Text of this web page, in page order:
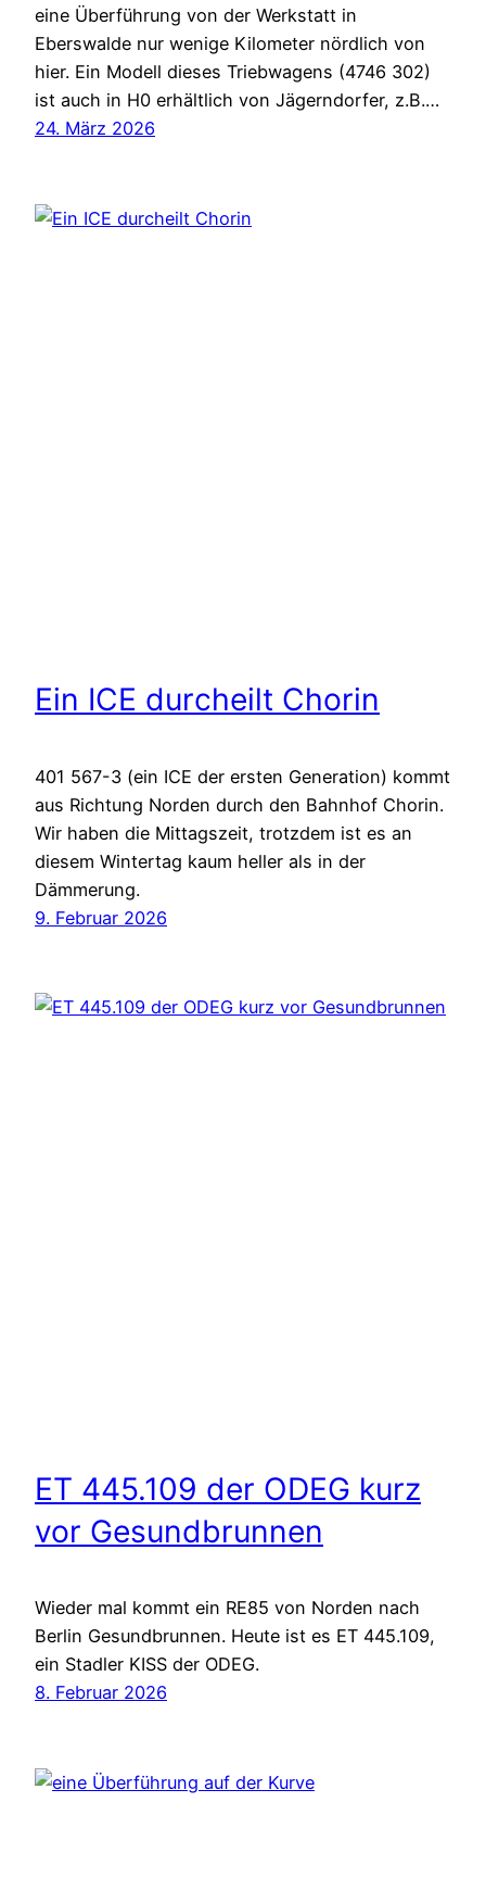
eine Überführung von der Werkstatt in
Eberswalde nur wenige Kilometer nördlich von
hier. Ein Modell dieses Triebwagens (4746 302)
ist auch in H0 erhältlich von Jägerndorfer, z.B.…
24. März 2026
Ein ICE durcheilt Chorin
401 567-3 (ein ICE der ersten Generation) kommt
aus Richtung Norden durch den Bahnhof Chorin.
Wir haben die Mittagszeit, trotzdem ist es an
diesem Wintertag kaum heller als in der
Dämmerung.
9. Februar 2026
ET 445.109 der ODEG kurz
vor Gesundbrunnen
Wieder mal kommt ein RE85 von Norden nach
Berlin Gesundbrunnen. Heute ist es ET 445.109,
ein Stadler KISS der ODEG.
8. Februar 2026